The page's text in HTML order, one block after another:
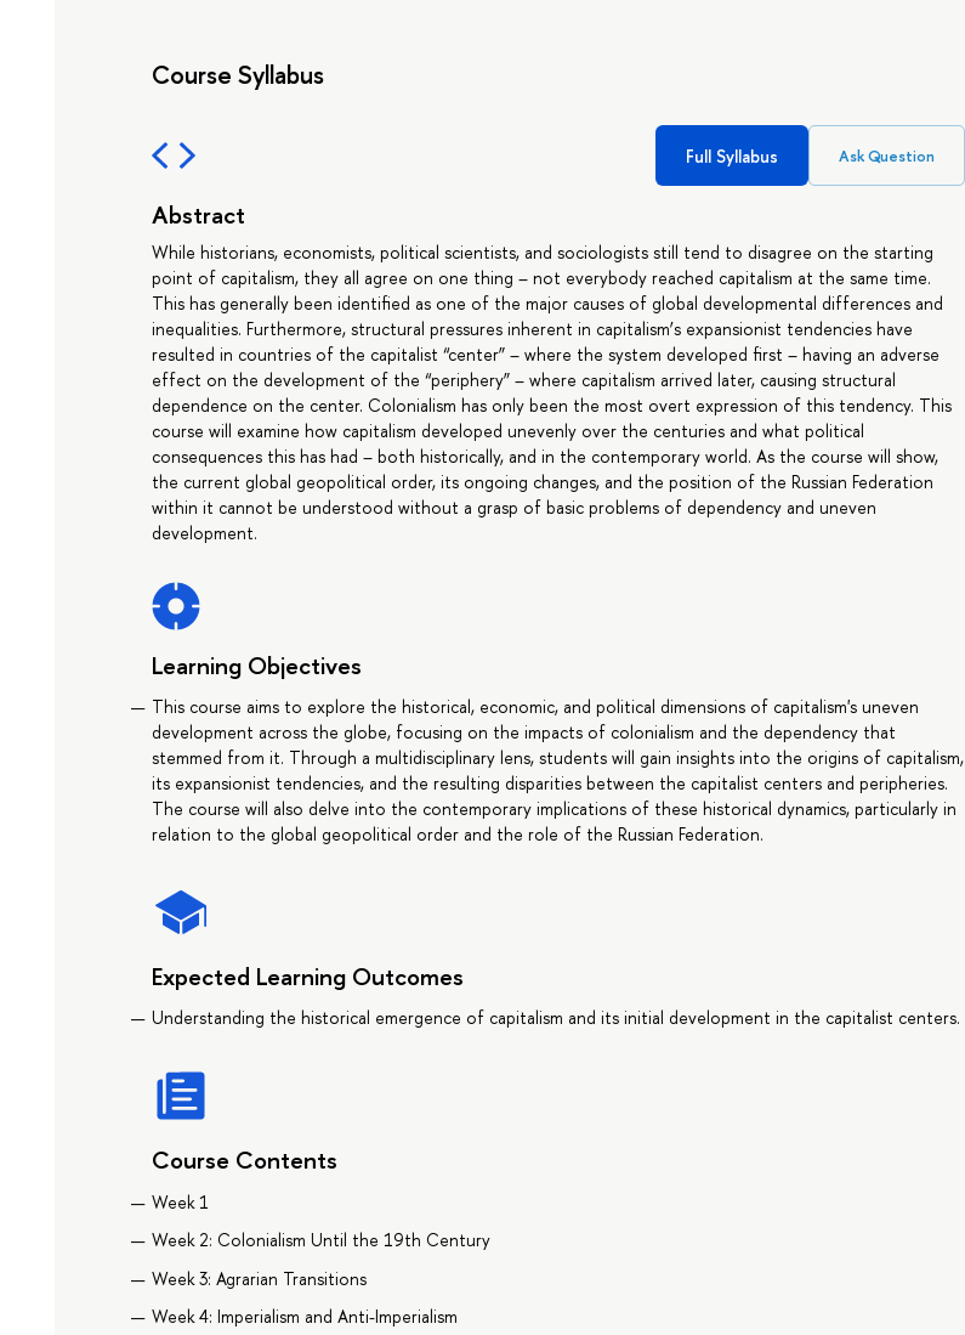
Course Syllabus
Full Syllabus Ask Question
Abstract
While historians, economists, political scientists, and sociologists still tend to disagree on the starting
point of capitalism, they all agree on one thing – not everybody reached capitalism at the same time.
This has generally been identified as one of the major causes of global developmental differences and
inequalities. Furthermore, structural pressures inherent in capitalism’s expansionist tendencies have
resulted in countries of the capitalist “center” – where the system developed first – having an adverse
effect on the development of the “periphery” – where capitalism arrived later, causing structural
dependence on the center. Colonialism has only been the most overt expression of this tendency. This
course will examine how capitalism developed unevenly over the centuries and what political
consequences this has had – both historically, and in the contemporary world. As the course will show,
the current global geopolitical order, its ongoing changes, and the position of the Russian Federation
within it cannot be understood without a grasp of basic problems of dependency and uneven
development.
Learning Objectives
This course aims to explore the historical, economic, and political dimensions of capitalism's uneven
development across the globe, focusing on the impacts of colonialism and the dependency that
stemmed from it. Through a multidisciplinary lens, students will gain insights into the origins of capitalism,
its expansionist tendencies, and the resulting disparities between the capitalist centers and peripheries.
The course will also delve into the contemporary implications of these historical dynamics, particularly in
relation to the global geopolitical order and the role of the Russian Federation.
Expected Learning Outcomes
Understanding the historical emergence of capitalism and its initial development in the capitalist centers.
Course Contents
Week 1
Week 2: Colonialism Until the 19th Century
Week 3: Agrarian Transitions
Week 4: Imperialism and Anti-Imperialism